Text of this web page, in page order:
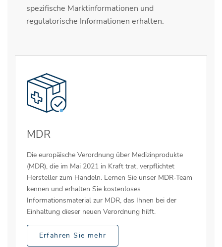
spezifische Marktinformationen und
regulatorische Informationen erhalten.
MDR
Die europäische Verordnung über Medizinprodukte
(MDR), die im Mai 2021 in Kraft trat, verpflichtet
Hersteller zum Handeln. Lernen Sie unser MDR-Team
kennen und erhalten Sie kostenloses
Informationsmaterial zur MDR, das Ihnen bei der
Einhaltung dieser neuen Verordnung hilft.
Erfahren Sie mehr